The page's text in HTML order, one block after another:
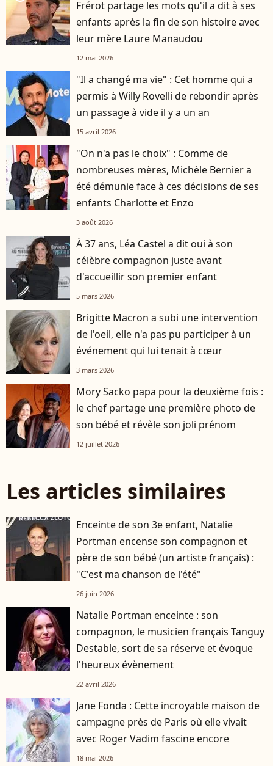
Frérot partage les mots qu'il a dit à ses
enfants après la fin de son histoire avec
leur mère Laure Manaudou
12 mai 2026
"Il a changé ma vie" : Cet homme qui a
permis à Willy Rovelli de rebondir après
un passage à vide il y a un an
15 avril 2026
"On n'a pas le choix" : Comme de
nombreuses mères, Michèle Bernier a
été démunie face à ces décisions de ses
enfants Charlotte et Enzo
3 août 2026
À 37 ans, Léa Castel a dit oui à son
célèbre compagnon juste avant
d'accueillir son premier enfant
5 mars 2026
Brigitte Macron a subi une intervention
de l'oeil, elle n'a pas pu participer à un
événement qui lui tenait à cœur
3 mars 2026
Mory Sacko papa pour la deuxième fois :
le chef partage une première photo de
son bébé et révèle son joli prénom
12 juillet 2026
Les articles similaires
Enceinte de son 3e enfant, Natalie
Portman encense son compagnon et
père de son bébé (un artiste français) :
"C'est ma chanson de l'été"
26 juin 2026
Natalie Portman enceinte : son
compagnon, le musicien français Tanguy
Destable, sort de sa réserve et évoque
l'heureux évènement
22 avril 2026
Jane Fonda : Cette incroyable maison de
campagne près de Paris où elle vivait
avec Roger Vadim fascine encore
18 mai 2026